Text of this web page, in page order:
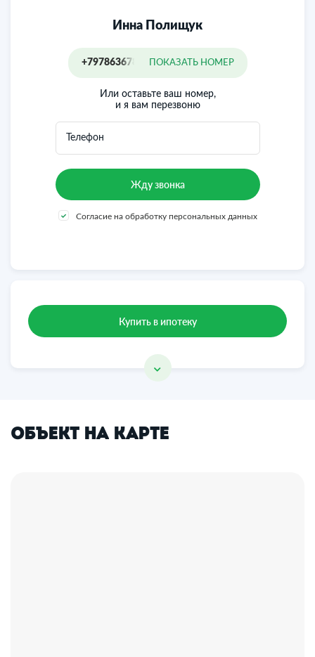
Инна Полищук
+79786367898 ПОКАЗАТЬ НОМЕР
Или оставьте ваш номер,
и я вам перезвоню
Телефон
Согласие на обработку персональных данных
Купить в ипотеку
Объект на карте